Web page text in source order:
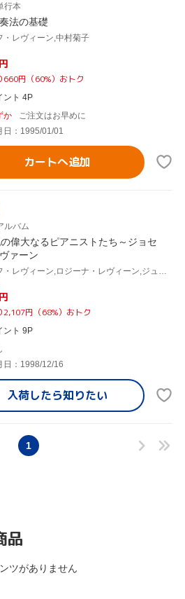
行本
法の基礎
・レヴィーン,中村菊子
円
660円（60%）おトク
ント 4P
か
ご注文はお早めに
日：1995/01/01
カートへ追加
ルバム
偉大なるピアニストたち～ジョセ
ァーン
円
2,107円（68%）おトク
ント 9P
日：1998/12/16
入荷したら知りたい
1
品
ツがありません